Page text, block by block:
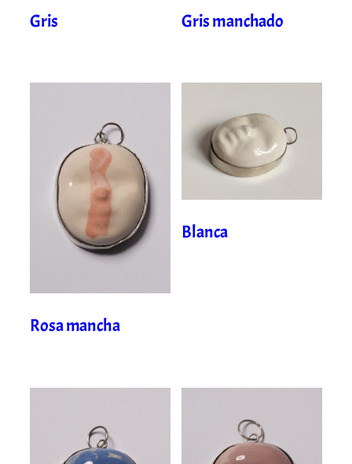
Gris Gris manchado
Rosa mancha
Blanca